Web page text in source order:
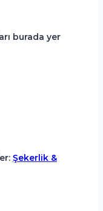
burada yer
Şekerlik &